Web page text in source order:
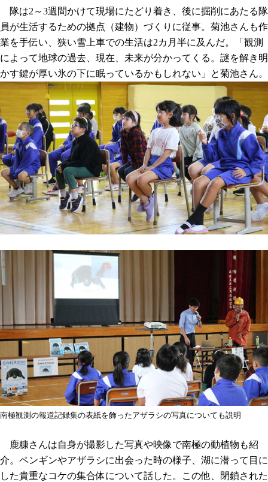
隊は2～3週間かけて現場にたどり着き、後に掘削にあたる隊
員が生活するための拠点（建物）づくりに従事。菊池さんも作
業を手伝い、狭い雪上車での生活は2カ月半に及んだ。「観測
によって地球の過去、現在、未来が分かってくる。謎を解き明
かす鍵が厚い氷の下に眠っているかもしれない」と菊池さん。
南極観測の報道記録集の表紙を飾ったアザラシの写真についても説明
鹿糠さんは自身が撮影した写真や映像で南極の動植物も紹
介。ペンギンやアザラシに出会った時の様子、湖に潜って目に
した貴重なコケの集合体について話した。この他、閉鎖された